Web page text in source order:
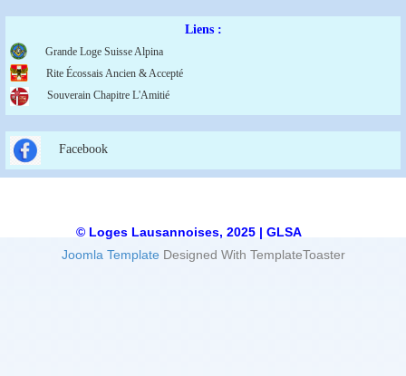
Liens :
Grande Loge Suisse Alpina
Rite Écossais Ancien & Accepté
Souverain Chapitre L'Amitié
Facebook
© Loges Lausannoises, 2025 | GLSA
Joomla Template Designed With TemplateToaster